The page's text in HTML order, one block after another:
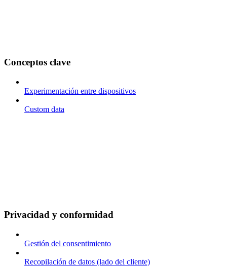
Conceptos clave
Experimentación entre dispositivos
Custom data
Privacidad y conformidad
Gestión del consentimiento
Recopilación de datos (lado del cliente)